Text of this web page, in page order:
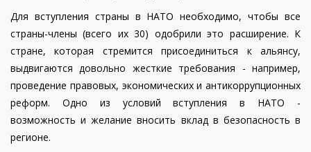
Для вступления страны в НАТО необходимо, чтобы все
страны-члены (всего их 30) одобрили это расширение. К
стране, которая стремится присоединиться к альянсу,
выдвигаются довольно жесткие требования - например,
проведение правовых, экономических и антикоррупционных
реформ. Одно из условий вступления в НАТО -
возможность и желание вносить вклад в безопасность в
регионе.